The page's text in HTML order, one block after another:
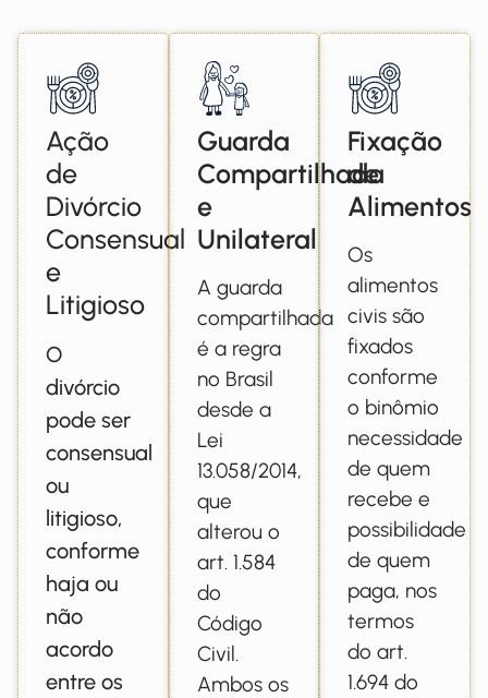
Ação
de
Divórcio
Consensual
e
Litigioso
O
divórcio
pode ser
consensual
ou
litigioso,
conforme
haja ou
não
acordo
entre os
Guarda
Compartilhada
e
Unilateral
A guarda
compartilhada
é a regra
no Brasil
desde a
Lei
13.058/2014,
que
alterou o
art. 1.584
do
Código
Civil.
Ambos os
Fixação
de
Alimentos
Os
alimentos
civis são
fixados
conforme
o binômio
necessidade
de quem
recebe e
possibilidade
de quem
paga, nos
termos
do art.
1.694 do